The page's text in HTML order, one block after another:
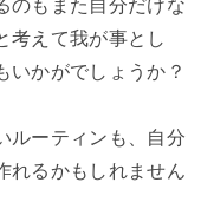
のもまた自分だけな
考えて我が事とし
いかがでしょうか？
ルーティンも、自分
れるかもしれません